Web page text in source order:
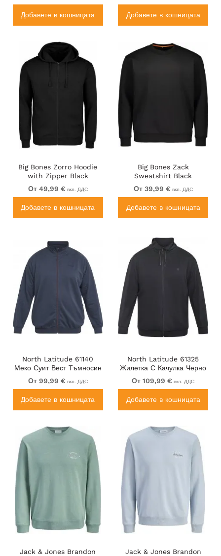
Добавете в кошницата Добавете в кошницата
Big Bones Zorro Hoodie
with Zipper Black
От 49,99 € вкл. ДДС
Добавете в кошницата
Big Bones Zack
Sweatshirt Black
От 39,99 € вкл. ДДС
Добавете в кошницата
North Latitude 61140
Меко Суит Вест Тъмносин
От 99,99 € вкл. ДДС
Добавете в кошницата
North Latitude 61325
Жилетка С Качулка Черно
От 109,99 € вкл. ДДС
Добавете в кошницата
Jack & Jones Brandon
Jack & Jones Brandon